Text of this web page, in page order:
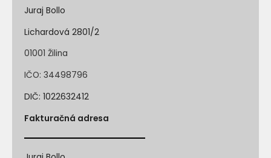
Juraj Bollo
Lichardová 2801/2
01001 Žilina
IČO: 34498796
DIČ: 1022632412
Fakturačná adresa